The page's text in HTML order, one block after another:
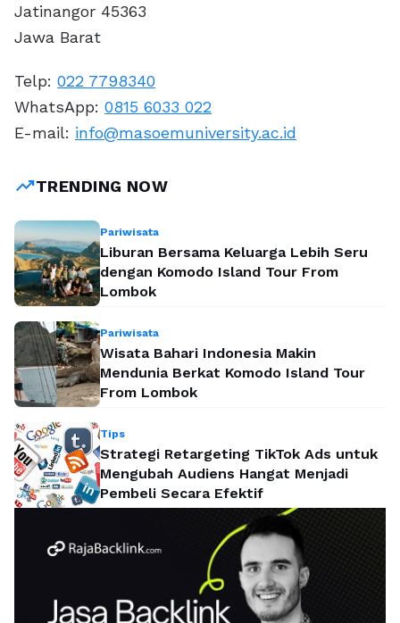
Jatinangor 45363
Jawa Barat
Telp: 022 7798340
WhatsApp: 0815 6033 022
E-mail: info@masoemuniversity.ac.id
trending_upTRENDING NOW
Pariwisata
Liburan Bersama Keluarga Lebih Seru
dengan Komodo Island Tour From
Lombok
Pariwisata
Wisata Bahari Indonesia Makin
Mendunia Berkat Komodo Island Tour
From Lombok
Tips
Strategi Retargeting TikTok Ads untuk
Mengubah Audiens Hangat Menjadi
Pembeli Secara Efektif